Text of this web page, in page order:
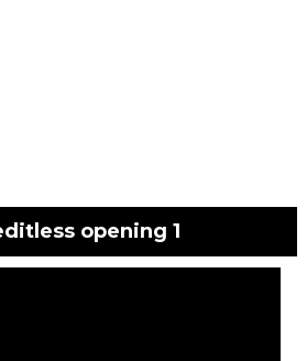
opening 1